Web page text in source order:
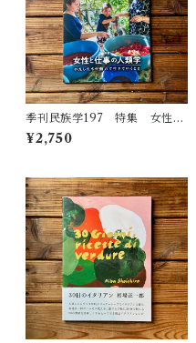
季刊民族学197 特集 女性と
仕事の人類学：わたしたちが
働いて生きていくこと
¥2,750